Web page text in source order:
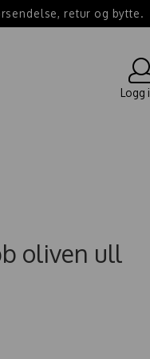
retur og bytte.
Logg
oliven ull